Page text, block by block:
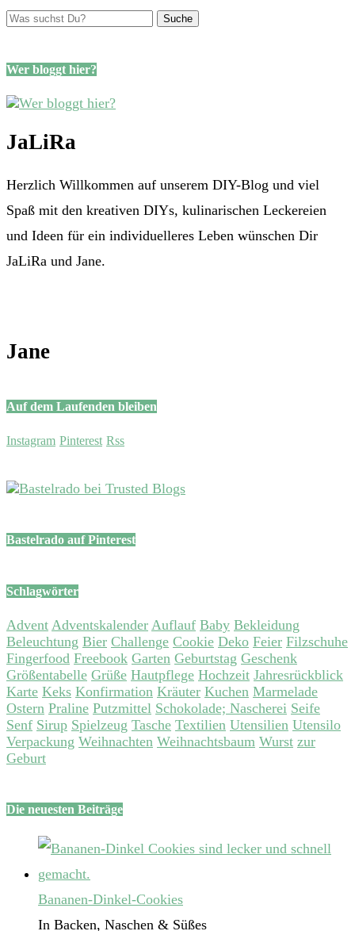
Wer bloggt hier?
JaLiRa
Herzlich Willkommen auf unserem DIY-Blog und viel
Spaß mit den kreativen DIYs, kulinarischen Leckereien
und Ideen für ein individuelleres Leben wünschen Dir
JaLiRa und Jane.
Jane
Auf dem Laufenden bleiben
Instagram Pinterest Rss
Bastelrado auf Pinterest
Schlagwörter
Advent Adventskalender Auflauf Baby Bekleidung
Beleuchtung Bier Challenge Cookie Deko Feier Filzschuhe
Fingerfood Freebook Garten Geburtstag Geschenk
Größentabelle Grüße Hautpflege Hochzeit Jahresrückblick
Karte Keks Konfirmation Kräuter Kuchen Marmelade
Ostern Praline Putzmittel Schokolade; Nascherei Seife
Senf Sirup Spielzeug Tasche Textilien Utensilien Utensilo
Verpackung Weihnachten Weihnachtsbaum Wurst zur
Geburt
Die neuesten Beiträge
Bananen-Dinkel-Cookies
In Backen, Naschen & Süßes